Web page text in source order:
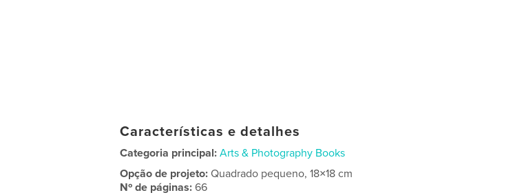
Características e detalhes
Categoria principal: Arts & Photography Books
Opção de projeto:Quadrado pequeno, 18×18 cm
Nº de páginas:66